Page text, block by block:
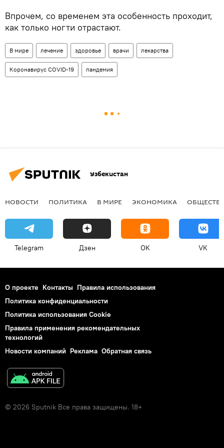
Впрочем, со временем эта особенность проходит,
как только ногти отрастают.
В мире лечение здоровье врачи лекарства
Коронавирус COVID-19 пандемия
Узбекистан
НОВОСТИ ПОЛИТИКА В МИРЕ ЭКОНОМИКА
Telegram Дзен OK VK
О проекте Контакты Правила использования
Политика конфиденциальности
Политика использования Cookie
Правила применения рекомендательных
технологий
Новости компаний Реклама Обратная связь
© 2026 Sputnik Все права защищены. 18+